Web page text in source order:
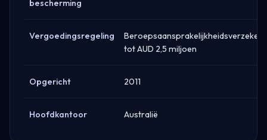
bescherming
Vergoedingsregeling
tot AUD 2,5 miljoen
Opgericht 2011
Hoofdkantoor Australië